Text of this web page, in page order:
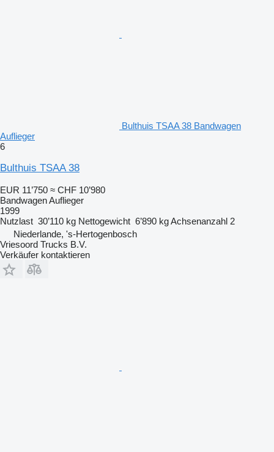
Bulthuis TSAA 38 Bandwagen
Auflieger
6
Bulthuis TSAA 38
EUR 11’750 ≈ CHF 10’980
Bandwagen Auflieger
1999
Nutzlast 30’110 kg Nettogewicht 6’890 kgAchsenanzahl 2
Niederlande, 's-Hertogenbosch
Vriesoord Trucks B.V.
Verkäufer kontaktieren